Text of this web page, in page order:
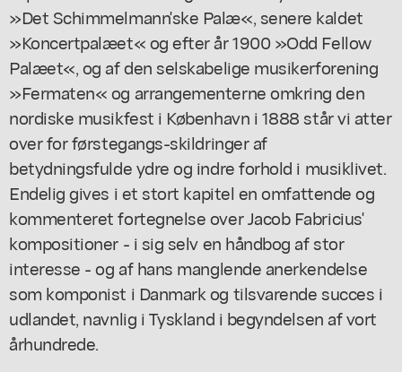
»Det Schimmelmann'ske Palæ«, senere kaldet
»Koncertpalæet« og efter år 1900 »Odd Fellow
Palæet«, og af den selskabelige musikerforening
»Fermaten« og arrangementerne omkring den
nordiske musikfest i København i 1888 står vi atter
over for førstegangs-skildringer af
betydningsfulde ydre og indre forhold i musiklivet.
Endelig gives i et stort kapitel en omfattende og
kommenteret fortegnelse over Jacob Fabricius'
kompositioner - i sig selv en håndbog af stor
interesse - og af hans manglende anerkendelse
som komponist i Danmark og tilsvarende succes i
udlandet, navnlig i Tyskland i begyndelsen af vort
århundrede.